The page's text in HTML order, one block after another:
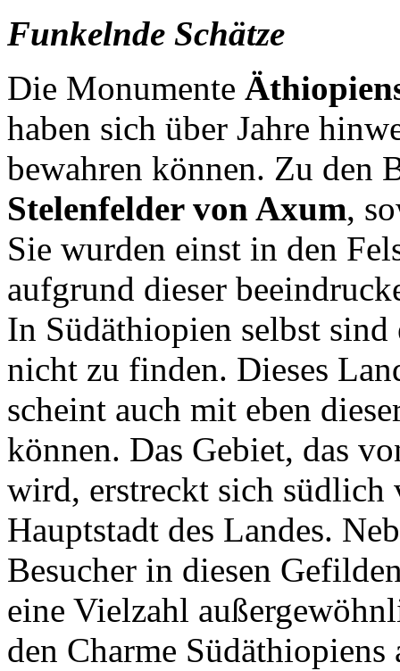
Funkelnde Schätze
Die Monumente
haben sich über Jahre
bewahren können. Zu den
Stelenfelder von Axum,
Sie wurden einst in den
aufgrund dieser
In Südäthiopien selbst
nicht zu finden. Dieses
scheint auch mit eben
können. Das Gebiet, das
wird, erstreckt sich
Hauptstadt des Landes.
Besucher in diesen
eine Vielzahl
den Charme Südäthiopiens